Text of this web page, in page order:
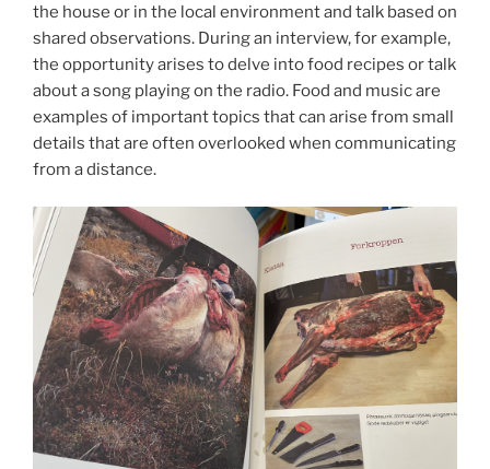
the house or in the local environment and talk based on
shared observations. During an interview, for example,
the opportunity arises to delve into food recipes or talk
about a song playing on the radio. Food and music are
examples of important topics that can arise from small
details that are often overlooked when communicating
from a distance.